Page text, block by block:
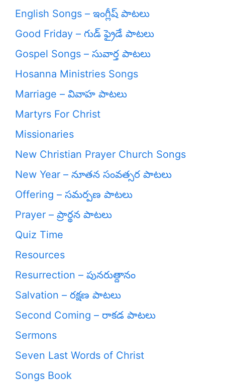
English Songs – ఇంగ్లీష్ పాటలు
Good Friday – గుడ్ ఫ్రైడే పాటలు
Gospel Songs – సువార్త పాటలు
Hosanna Ministries Songs
Marriage – వివాహ పాటలు
Martyrs For Christ
Missionaries
New Christian Prayer Church Songs
New Year – నూతన సంవత్సర పాటలు
Offering – సమర్పణ పాటలు
Prayer – ప్రార్థన పాటలు
Quiz Time
Resources
Resurrection – పునరుత్దానం
Salvation – రక్షణ పాటలు
Second Coming – రాకడ పాటలు
Sermons
Seven Last Words of Christ
Songs Book